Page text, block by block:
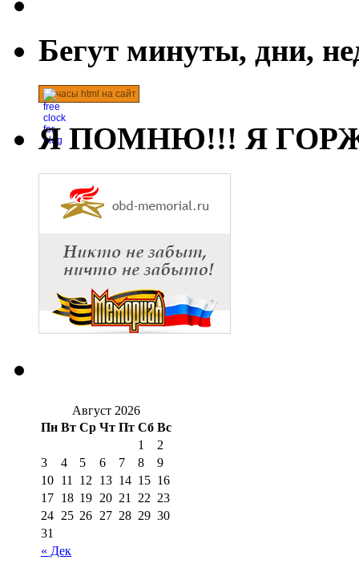
Бегут минуты, дни,
часы html на сайт
Я ПОМНЮ!!! Я
Август 2026
Пн Вт Ср Чт Пт Сб Вс
« Дек
1
2
3
4 5 6 7 8
9
10 11 12 13 14 15 16
17 18 19 20 21 22 23
24 25 26 27 28 29 30
31